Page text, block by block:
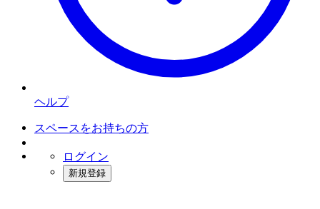
ヘルプ
スペースをお持ちの方
ログイン
新規登録